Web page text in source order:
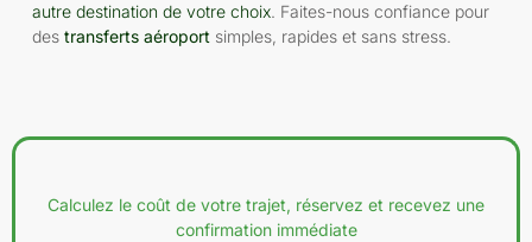
autre destination de votre choix. Faites-nous confiance pour
destransferts aéroport simples, rapides et sans stress.
Calculez le coût de votre trajet, réservez et recevez une
confirmation immédiate